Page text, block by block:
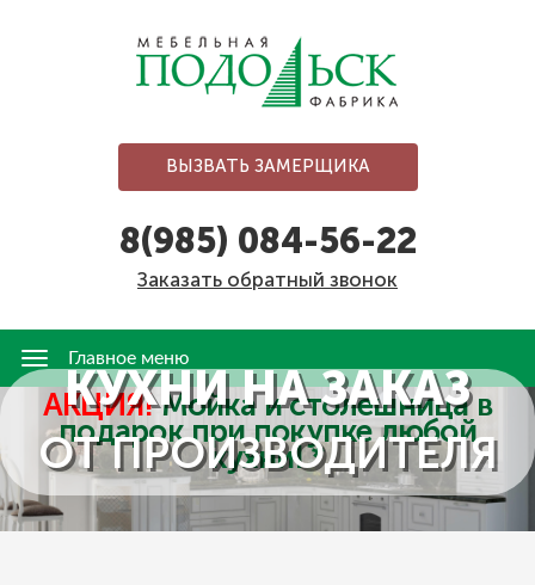
ВЫЗВАТЬ ЗАМЕРЩИКА
8(985) 084-56-22
Заказать обратный звонок
Главное
меню
Главное меню
АКЦИЯ!Мойка и столешница в
подарок при покупке любой
кухни! *
КУХНИ НА ЗАКАЗ
ОТ ПРОИЗВОДИТЕЛЯ